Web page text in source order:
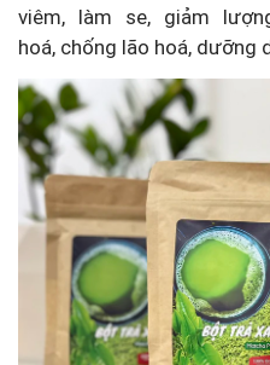
viêm, làm se, giảm
hoá, chống lão hoá, dưỡng